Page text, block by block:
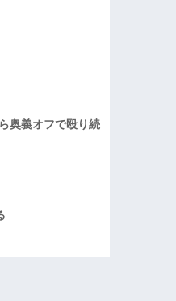
奥義オフで殴り続